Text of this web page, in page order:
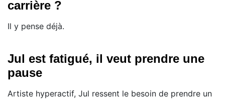
carrière ?
Il y pense déjà.
Jul est fatigué, il veut prendre une
pause
Artiste hyperactif, Jul ressent le besoin de prendre un